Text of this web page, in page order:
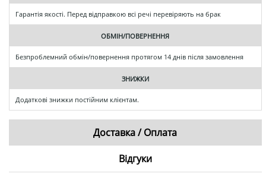
Гарантія якості. Перед відправкою всі речі перевіряють на брак
ОБМІН/ПОВЕРНЕННЯ
Безпроблемний обмін/повернення протягом 14 днів після замовлення
ЗНИЖКИ
Додаткові знижки постійним клієнтам.
Доставка / Оплата
Відгуки